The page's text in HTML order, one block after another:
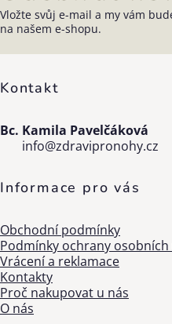
Zápatí
Kontakt
Bc. Kamila Pavelčáková
info@zdravipronohy.cz
Informace pro vás
Obchodní podmínky
Podmínky ochrany
Vrácení a reklamace
Kontakty
Proč nakupovat u nás
O nás
Vložte svůj e-mail a my vám
na našem e-shopu.